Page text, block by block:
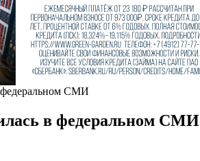
федеральном СМИ
в федеральном СМИ